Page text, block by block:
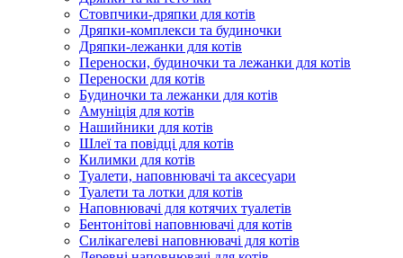
Стовпчики-дряпки для котів
Дряпки-комплекси та будиночки
Дряпки-лежанки для котів
Переноски, будиночки та лежанки для котів
Переноски для котів
Будиночки та лежанки для котів
Амуніція для котів
Нашийники для котів
Шлеї та повідці для котів
Килимки для котів
Туалети, наповнювачі та аксесуари
Туалети та лотки для котів
Наповнювачі для котячих туалетів
Бентонітові наповнювачі для котів
Силікагелеві наповнювачі для котів